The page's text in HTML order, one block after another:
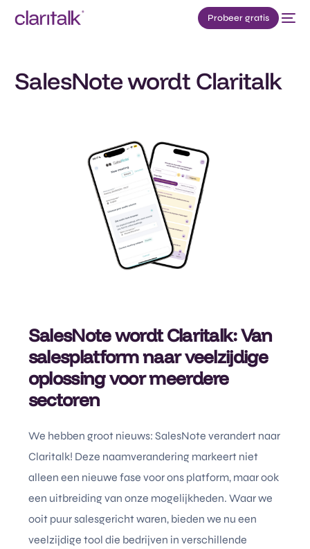
Probeer gratis
SalesNote wordt Claritalk
SalesNote wordt Claritalk: Van
salesplatform naar veelzijdige
oplossing voor meerdere
sectoren
We hebben groot nieuws: SalesNote verandert naar
Claritalk! Deze naamverandering markeert niet
alleen een nieuwe fase voor ons platform, maar ook
een uitbreiding van onze mogelijkheden. Waar we
ooit puur salesgericht waren, bieden we nu een
veelzijdige tool die bedrijven in verschillende